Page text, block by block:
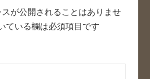
が公開されることはありませ
ている欄は必須項目です